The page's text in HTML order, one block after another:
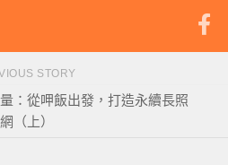
STORY
：從呷飯出發，打造永續長照
網（上）